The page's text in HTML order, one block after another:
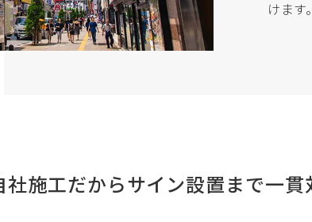
けます。
社施工だからサイン設置まで一貫